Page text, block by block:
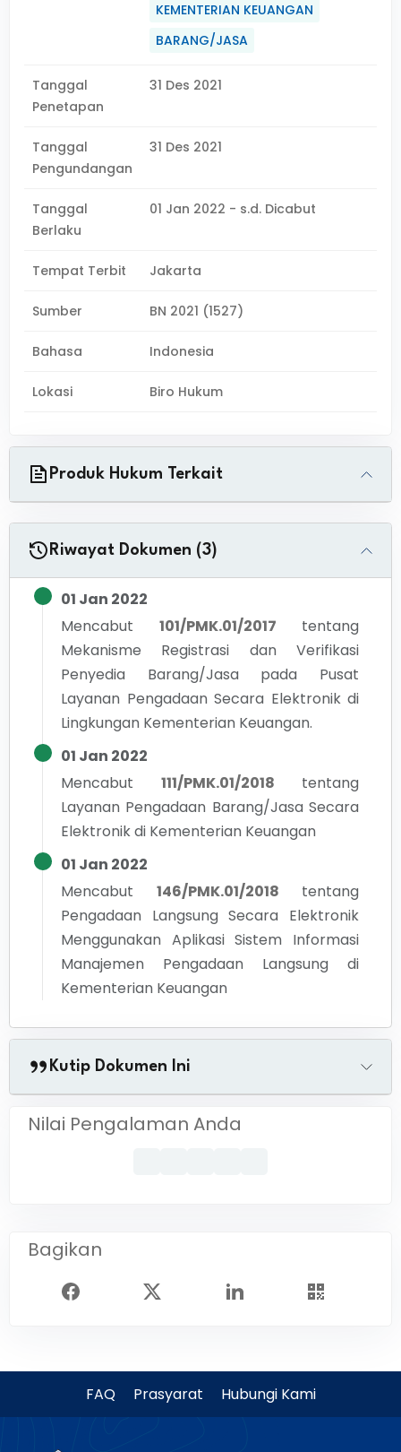
KEMENTERIAN KEUANGAN
BARANG/JASA
Tanggal
Penetapan
31 Des 2021
Tanggal
Pengundangan
31 Des 2021
Tanggal
Berlaku
01 Jan 2022 - s.d. Dicabut
Tempat Terbit Jakarta
Sumber BN 2021 (1527)
Bahasa Indonesia
Lokasi Biro Hukum
Produk Hukum Terkait
Riwayat Dokumen (3)
01 Jan 2022
Mencabut
101/PMK.01/2017
tentang
Mekanisme Registrasi dan Verifikasi
Penyedia Barang/Jasa pada Pusat
Layanan Pengadaan Secara Elektronik di
Lingkungan Kementerian Keuangan.
01 Jan 2022
Mencabut
111/PMK.01/2018
tentang
Layanan Pengadaan Barang/Jasa Secara
Elektronik di Kementerian Keuangan
01 Jan 2022
Mencabut
146/PMK.01/2018
tentang
Pengadaan Langsung Secara Elektronik
Menggunakan Aplikasi Sistem Informasi
Manajemen Pengadaan Langsung di
Kementerian Keuangan
Kutip Dokumen Ini
Nilai Pengalaman Anda
Bagikan
FAQ Prasyarat Hubungi Kami